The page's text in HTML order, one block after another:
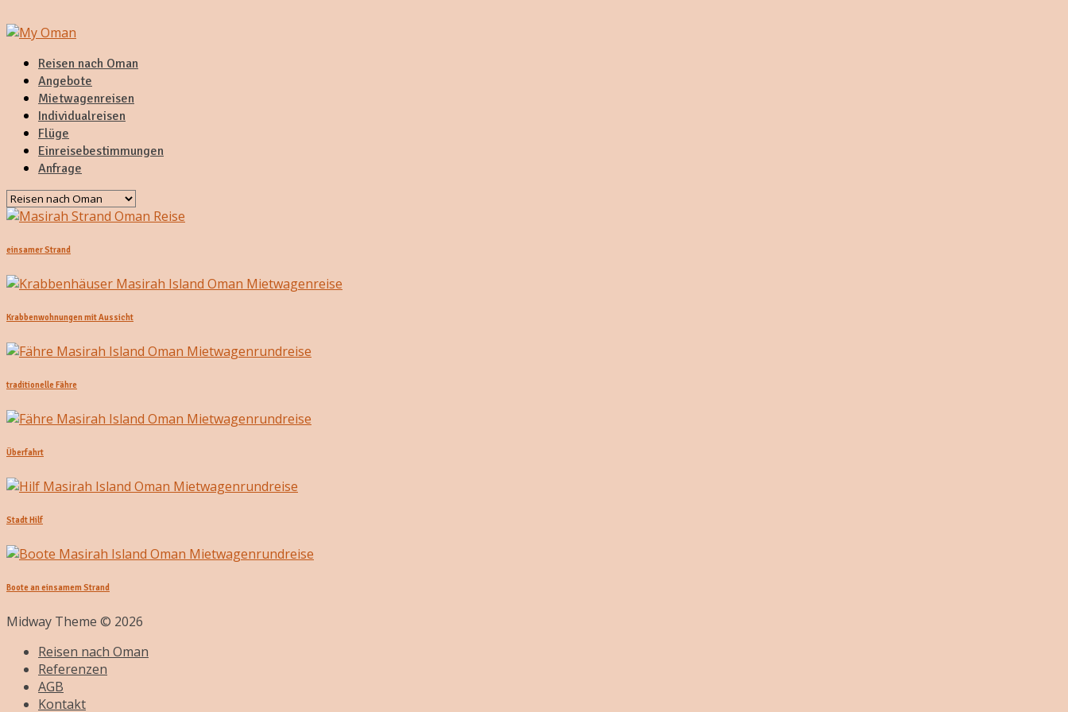
Reisen nach Oman
Angebote
Mietwagenreisen
Individualreisen
Flüge
Einreisebestimmungen
Anfrage
einsamer Strand
Krabbenwohnungen mit Aussicht
traditionelle Fähre
Überfahrt
Stadt Hilf
Boote an einsamem Strand
Midway Theme © 2026
Reisen nach Oman
Referenzen
AGB
Kontakt